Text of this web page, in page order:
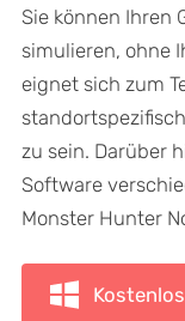
Sie können Ihren
simulieren, ohne
eignet sich zum
zu sein. Darüber
Software
Monster Hunter